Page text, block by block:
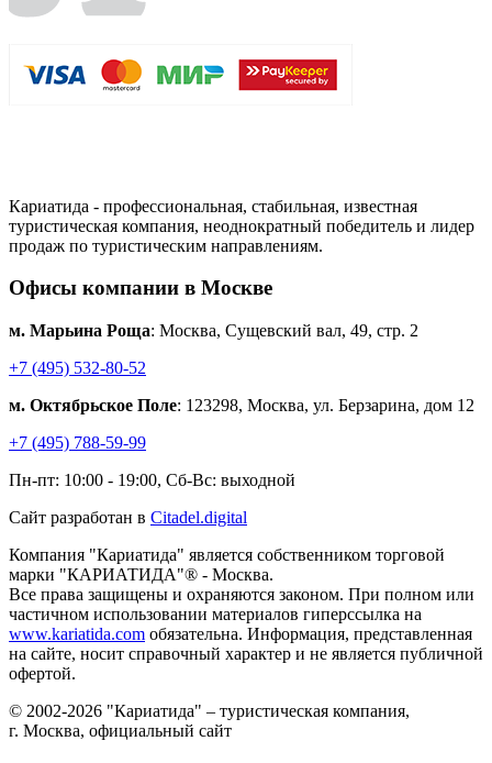
Кариатида - профессиональная, стабильная, известная
туристическая компания, неоднократный победитель и лидер
продаж по туристическим направлениям.
Офисы компании в Москве
м. Марьина Роща: Москва, Сущевский вал, 49, стр. 2
+7 (495) 532-80-52
м. Октябрьское Поле: 123298, Москва, ул. Берзарина, дом 12
+7 (495) 788-59-99
Пн-пт: 10:00 - 19:00, Сб-Вс: выходной
Сайт разработан в Citadel.digital
Компания "Кариатида" является собственником торговой
марки "КАРИАТИДА"® - Москва.
Все права защищены и охраняются законом. При полном или
частичном использовании материалов гиперссылка на
www.kariatida.com обязательна. Информация, представленная
на сайте, носит справочный характер и не является публичной
офертой.
© 2002-2026 "Кариатида" – туристическая компания,
г. Москва, официальный сайт